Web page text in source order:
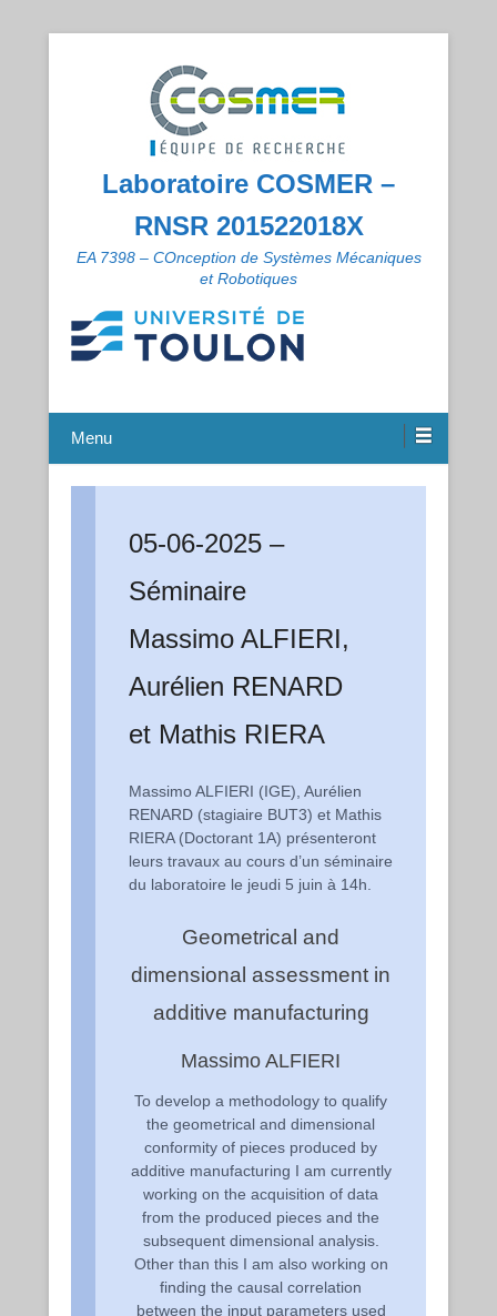
Laboratoire COSMER –
RNSR 201522018X
EA 7398 – COnception de Systèmes Mécaniques
et Robotiques
Menu
05-06-2025 –
Séminaire
Massimo ALFIERI,
Aurélien RENARD
et Mathis RIERA
Massimo ALFIERI (IGE), Aurélien
RENARD (stagiaire BUT3) et Mathis
RIERA (Doctorant 1A) présenteront
leurs travaux au cours d’un séminaire
du laboratoire le jeudi 5 juin à 14h.
Geometrical and
dimensional assessment in
additive manufacturing
Massimo ALFIERI
To develop a methodology to qualify
the geometrical and dimensional
conformity of pieces produced by
additive manufacturing I am currently
working on the acquisition of data
from the produced pieces and the
subsequent dimensional analysis.
Other than this I am also working on
finding the causal correlation
between the input parameters used